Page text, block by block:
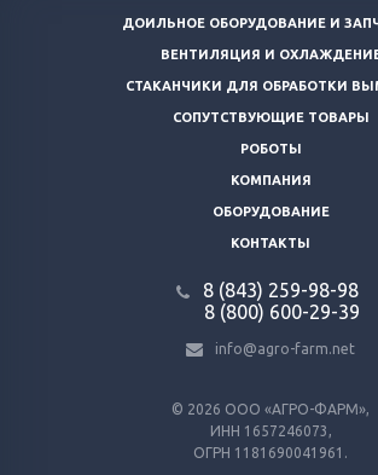
© 2026 ООО «АГРО-ФАРМ»,
ИНН 1657246073,
ОГРН 1181690041961.
ДОИЛЬНОЕ ОБОРУДОВАНИЕ И
ВЕНТИЛЯЦИЯ И
СТАКАНЧИКИ ДЛЯ ОБРАБОТКИ
СОПУТСТВУЮЩИЕ ТОВАРЫ
РОБОТЫ
КОМПАНИЯ
ОБОРУДОВАНИЕ
КОНТАКТЫ
8 (843) 259-98-98
8 (800) 600-29-39
info@agro-farm.net